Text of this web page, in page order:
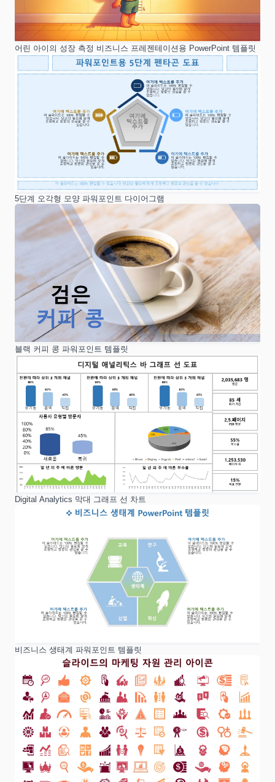
어린 아이의 성장 측정 비즈니스 프레젠테이션용 PowerPoint 템플릿
5단계 오각형 모양 파워포인트 다이어그램
블랙 커피 콩 파워포인트 템플릿
Digital Analytics 막대 그래프 선 차트
비즈니스 생태계 파워포인트 템플릿